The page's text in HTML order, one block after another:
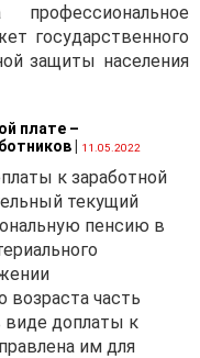
государственного
защиты населения
плате –
| 11.05.2022
к заработной
текущий
пенсию в
возраста часть
доплаты к
им для